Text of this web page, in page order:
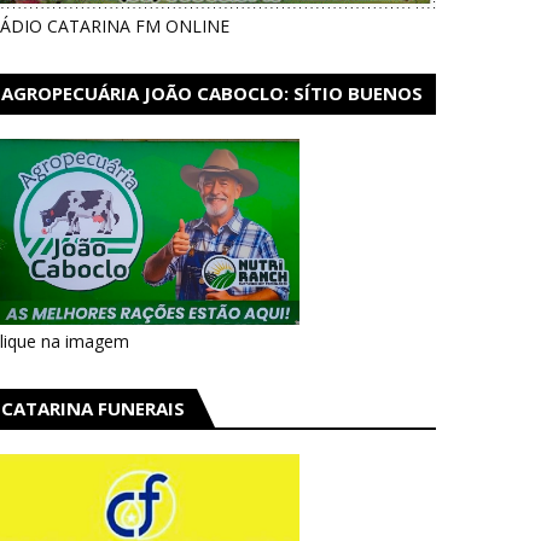
CATARINA FM ONLINE
AGROPECUÁRIA JOÃO CABOCLO: SÍTIO BUENOS
na imagem
CATARINA FUNERAIS